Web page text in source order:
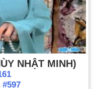
NHẬT MINH)
#597